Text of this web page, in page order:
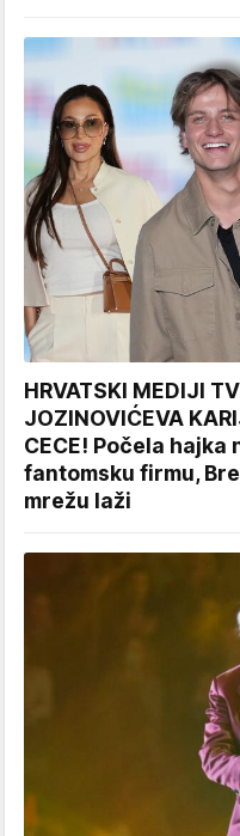
HRVATSKI MEDIJI
JOZINOVIĆEVA
CECE! Počela hajka
fantomsku firmu,
mrežu laži